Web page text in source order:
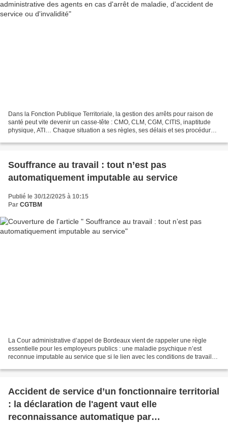
Dans la Fonction Publique Territoriale, la gestion des arrêts pour raison de
santé peut vite devenir un casse-tête : CMO, CLM, CGM, CITIS, inaptitude
physique, ATI… Chaque situation a ses règles, ses délais et ses procédures.
Souffrance au travail : tout n’est pas
automatiquement imputable au service
Publié le 30/12/2025 à 10:15
Par CGTBM
La Cour administrative d’appel de Bordeaux vient de rappeler une règle
essentielle pour les employeurs publics : une maladie psychique n’est
reconnue imputable au service que si le lien avec les conditions de travail
Accident de service d’un fonctionnaire territorial
: la déclaration de l'agent vaut elle
reconnaissance automatique par